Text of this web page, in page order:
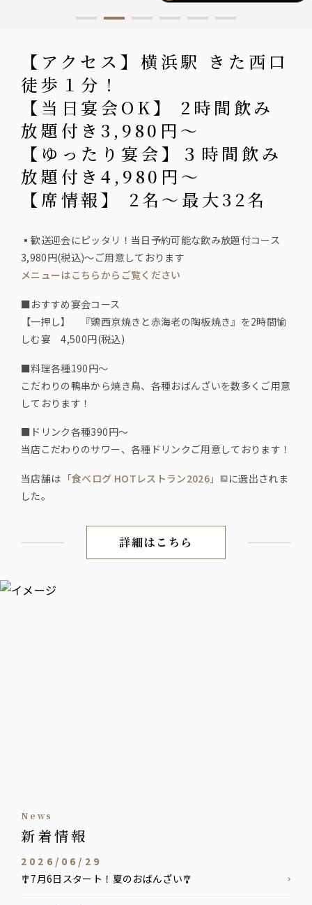
【アクセス】横浜駅 きた西口
徒歩１分！
【当日宴会OK】 2時間飲み
放題付き3,980円〜
【ゆったり宴会】３時間飲み
放題付き4,980円〜
【席情報】 2名〜最大32名
▪️歓送迎会にピッタリ！当日予約可能な飲み放題付コース
3,980円(税込)～ご用意しております
メニューはこちらからご覧ください
■おすすめ宴会コース
【一押し】 『鶏西京焼きと赤海老の陶板焼き』を2時間愉
しむ宴 4,500円(税込)
■料理各種190円〜
こだわりの鴨串から焼き鳥、各種おばんざいを数多くご用意
しております！
■ドリンク各種390円〜
当店こだわりのサワー、各種ドリンクご用意しております！
当店舗は 「食べログ HOTレストラン2026」
に選出されま
した。
【アクセス】横浜駅 きた西
詳細はこちら
news
新着情報
2026/06/29
🎐7月6日スタート！夏のおばんざい🎐